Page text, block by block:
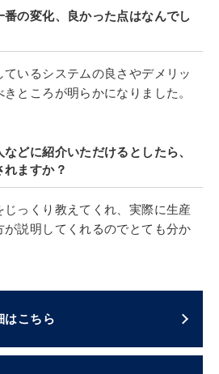
の変化、良かった点はなんでし
ているシステムの良さやデメリッ
きところが明らかになりました。
どに紹介いただけるとしたら、
ますか？
っくり教えてくれ、実際に生産
が説明してくれるのでとても分か
はこちら